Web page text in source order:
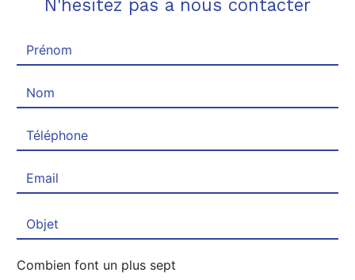
N'hésitez pas à nous contacter
Combien font un plus sept